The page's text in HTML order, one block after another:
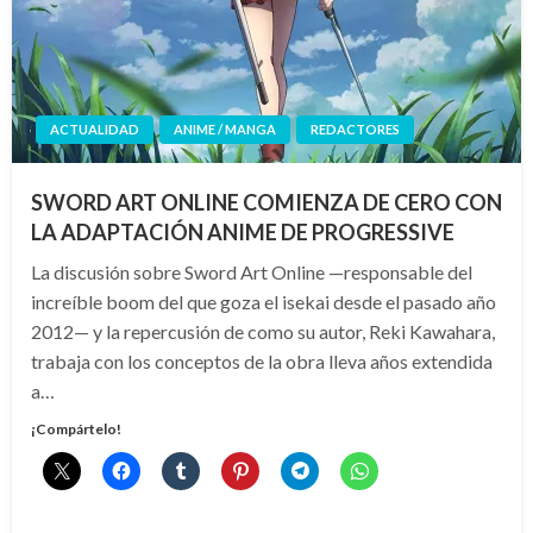
ACTUALIDAD ANIME / MANGA REDACTORES
SWORD ART ONLINE COMIENZA DE CERO CON
LA ADAPTACIÓN ANIME DE PROGRESSIVE
La discusión sobre Sword Art Online —responsable del
increíble boom del que goza el isekai desde el pasado año
2012— y la repercusión de como su autor, Reki Kawahara,
trabaja con los conceptos de la obra lleva años extendida
a…
¡Compártelo!